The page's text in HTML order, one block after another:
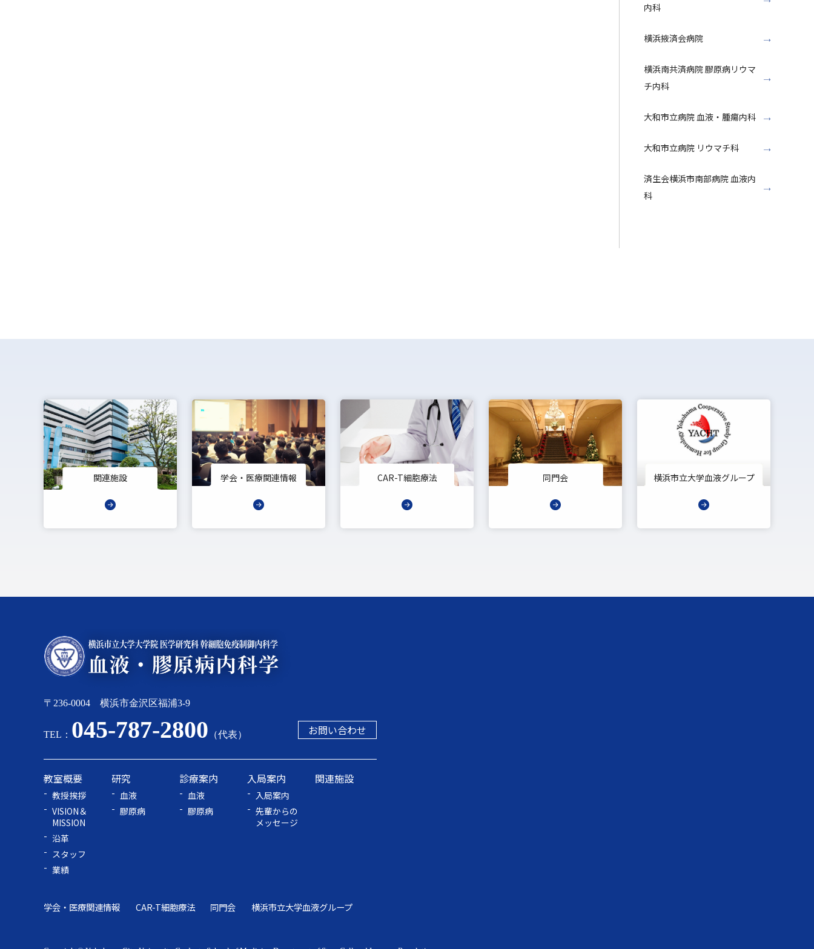
内科
横浜掖済会病院
横浜南共済病院 膠原病リウマ
チ内科
大和市立病院 血液・腫瘍内科
大和市立病院 リウマチ科
済生会横浜市南部病院 血液内
科
関連施設 学会・医療関連情報 CAR-T細胞療法 同門会 横浜市立大学血液グループ
〒236-0004 横浜市金沢区福浦3-9
TEL： 045-787-2800 （代表） お問い合わせ
教室概要
教授挨拶
VISION＆
MISSION
沿革
スタッフ
業績
研究
血液
膠原病
診療案内
血液
膠原病
入局案内
入局案内
先輩からの
メッセージ
関連施設
学会・医療関連情報 CAR-T細胞療法 同門会 横浜市立大学血液グループ